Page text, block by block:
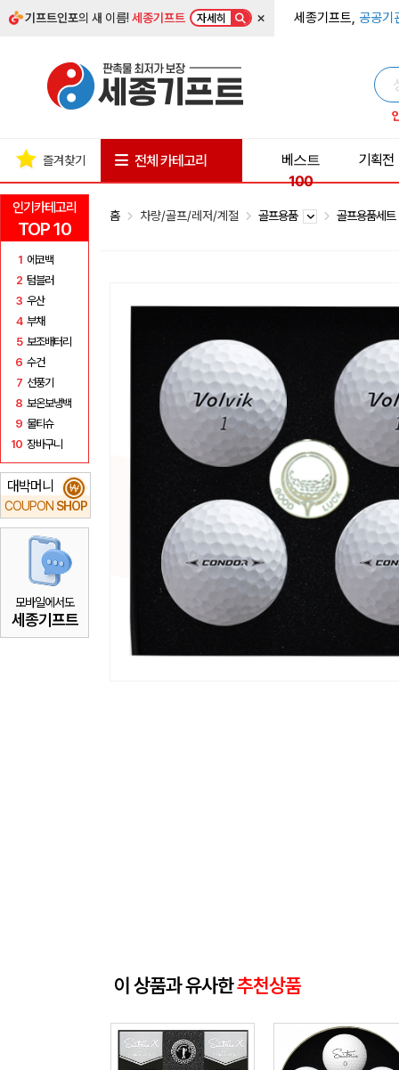
기프트인포의 새 이름!세종기프트 자세히 × 세종기프트, 공공기
인기카테고리
TOP 10
1 에코백
2 텀블러
3 우산
4 부채
5 보조배터리
6 수건
7 선풍기
8 보온보냉백
9 물티슈
10 장바구니
대박머니
COUPON SHOP
₩
모바일에서도
세종기프트
즐겨찾기 전체 카테고리
베스트
100
기획전
홈 차량/골프/레저/계절 골프용품 골프용품세
이 상품과 유사한추천상품